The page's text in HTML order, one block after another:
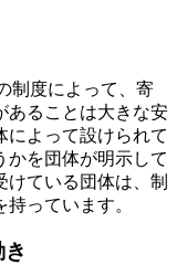
制度によって、寄
あることは大きな安
によって設けられて
かを団体が明示して
ている団体は、制
っています。